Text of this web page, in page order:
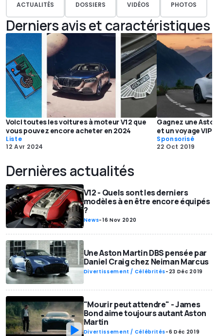
ACTUALITÉS DOSSIERS VIDÉOS PHOTOS
Derniers avis et caractéristiques
Voici toutes les voitures à moteur V12 que
vous pouvez encore acheter en 2024
Liste
12 Avr 2024
Gagnez une
et un voyage VIP
Sponsorisé
22 Oct 2019
Dernières actualités
V12 - Quels sont les derniers
modèles à en être encore équipés
?
News-16 Nov 2020
Une Aston Martin DBS pensée par
Daniel Craig chez Neiman Marcus
Divertissement / Célébrités- 23 Déc 2019
"Mourir peut attendre" - James
Bond aime toujours autant Aston
Martin
Divertissement / Célébrités-6 Déc 2019